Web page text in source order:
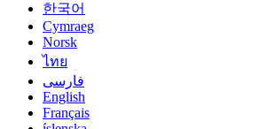
한국어
Cymraeg
Norsk
ไทย
فارسی
English
Français